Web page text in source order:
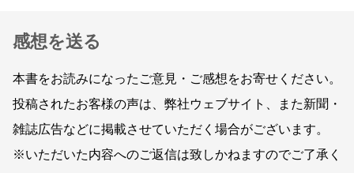
感想を送る
本書をお読みになったご意見・ご感想をお寄せください。
投稿されたお客様の声は、弊社ウェブサイト、また新聞・
雑誌広告などに掲載させていただく場合がございます。
※いただいた内容へのご返信は致しかねますのでご了承く